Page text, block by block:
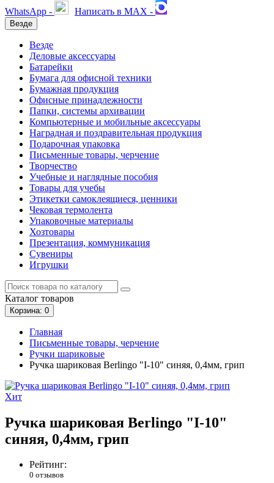
WhatsApp - Написать в MAX -
Везде
Везде
Деловые аксессуары
Батарейки
Бумага для офисной техники
Бумажная продукция
Офисные принадлежности
Папки, системы архивации
Компьютерные и мобильные аксессуары
Наградная и поздравительная продукция
Подарочная упаковка
Письменные товары, черчение
Творчество
Учебные и наглядные пособия
Товары для учебы
Этикетки самоклеящиеся, ценники
Чековая термолента
Упаковочные материалы
Хозтовары
Презентация, коммуникация
Сувениры
Игрушки
Каталог товаров
Корзина: 0
Главная
Письменные товары, черчение
Ручки шариковые
Ручка шариковая Berlingo "I-10" синяя, 0,4мм, грип
Хит
Ручка шариковая Berlingo "I-10"
синяя, 0,4мм, грип
Рейтинг:
0 отзывов